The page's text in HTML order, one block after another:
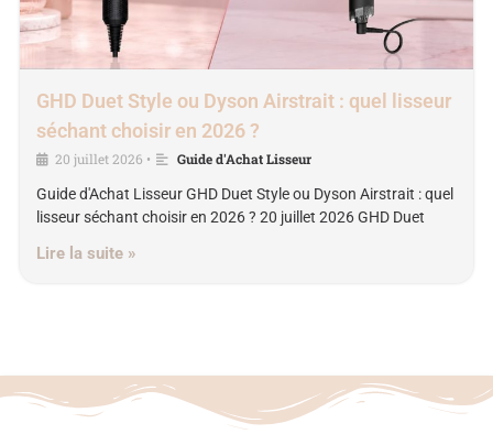
GHD Duet Style ou Dyson Airstrait : quel lisseur
séchant choisir en 2026 ?
20 juillet 2026 •
Guide d'Achat Lisseur
Guide d'Achat Lisseur GHD Duet Style ou Dyson Airstrait : quel
lisseur séchant choisir en 2026 ? 20 juillet 2026 GHD Duet
Lire la suite »